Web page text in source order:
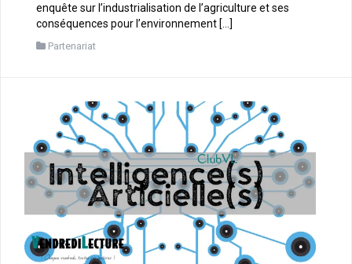
enquête sur l’industrialisation de l’agriculture et ses
conséquences pour l’environnement […]
Partenariat